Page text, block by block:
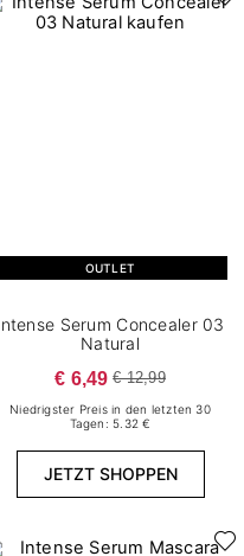
OUTLET
Serum Concealer 03
Natural
€ 6,49 € 12,99
Niedrigster Preis in den letzten 30
Tagen: 5.32 €
JETZT SHOPPEN